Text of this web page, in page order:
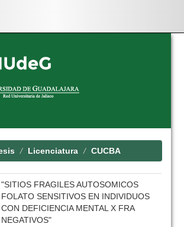
Licenciatura CUCBA
"SITIOS FRAGILES AUTOSOMICOS
FOLATO SENSITIVOS EN INDIVIDUOS
CON DEFICIENCIA MENTAL X FRA
NEGATIVOS"